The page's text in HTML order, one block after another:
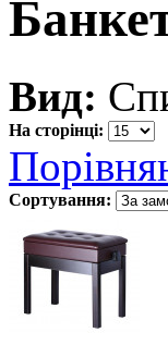
Вид:
На сторінці:
Сортування: